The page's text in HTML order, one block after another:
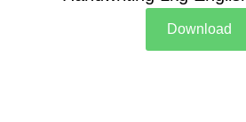
Download